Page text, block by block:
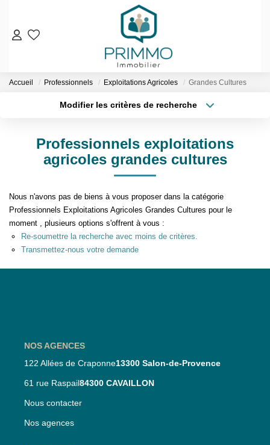
VENTES
Nos Biens En Vente
Nos Biens Vendus
LOCATIONS
ESTIMATION & EXPERTISE
NOS AGENCES
Qui Sommes-Nous
Notre Équipe
Accueil Professionnels Exploitations Agricoles Grandes Cultures
Modifier les critères de recherche
Budget max
Professionnels exploitations
agricoles grandes cultures
Nous n'avons pas de biens à vous proposer dans la catégorie
Professionnels Exploitations Agricoles Grandes Cultures pour le
moment , plusieurs options s'offrent à vous :
Re-soumettre la recherche avec moins de critères.
Transmettez-nous votre demande
NOS AGENCES
122 Allées de Craponne13300 Salon-de-Provence
61 rue Raspail84300 CAVAILLON
Nous contacter
Nos agences